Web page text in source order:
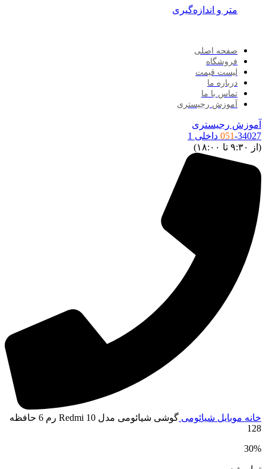
متر و اندازه‌گیری
صفحه اصلی
فروشگاه
لیست قیمت
درباره ما
تماس با ما
آموزش رجیستری
رجیستری
051داخلی 1
تا ۱۸:۰۰)
موبایل شیائومی
گوشی شیائومی مدل Redmi 10 رم 6 حافظه